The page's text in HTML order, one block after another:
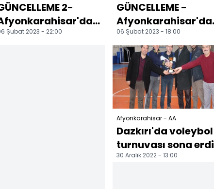
2-
yolcu
Şubat 2023 - 22:00
GÜNCELLEME -
Afyonkarahisar'da
devrilen yolcu
otobüsünde
yaralananlardan
29...
06 Şubat 2023 - 18:00
Afyonkarahisar - AA
Dazkırı'da voleybol
turnuvası sona erdi
30 Aralık 2022 - 13:00